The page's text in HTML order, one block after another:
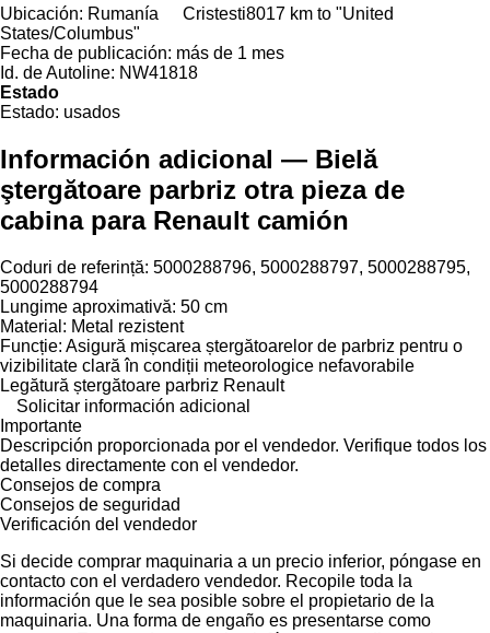
Ubicación: Rumanía Cristesti8017 km to "United
States/Columbus"
Fecha de publicación: más de 1 mes
Id. de Autoline: NW41818
Estado
Estado: usados
Información adicional — Bielă
ştergătoare parbriz otra pieza de
cabina para Renault camión
Coduri de referință: 5000288796, 5000288797, 5000288795,
5000288794
Lungime aproximativă: 50 cm
Material: Metal rezistent
Funcție: Asigură mișcarea ștergătoarelor de parbriz pentru o
vizibilitate clară în condiții meteorologice nefavorabile
Legătură ștergătoare parbriz Renault
Solicitar información adicional
Importante
Descripción proporcionada por el vendedor. Verifique todos los
detalles directamente con el vendedor.
Consejos de compra
Consejos de seguridad
Verificación del vendedor
Si decide comprar maquinaria a un precio inferior, póngase en
contacto con el verdadero vendedor. Recopile toda la
información que le sea posible sobre el propietario de la
maquinaria. Una forma de engaño es presentarse como